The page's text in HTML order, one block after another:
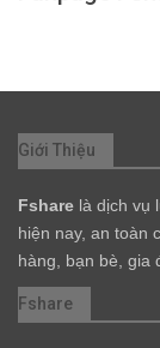
Giới Thiệu
Fshare là dịch vụ
hiện nay, an toàn
hàng, bạn bè, gia
Fshare